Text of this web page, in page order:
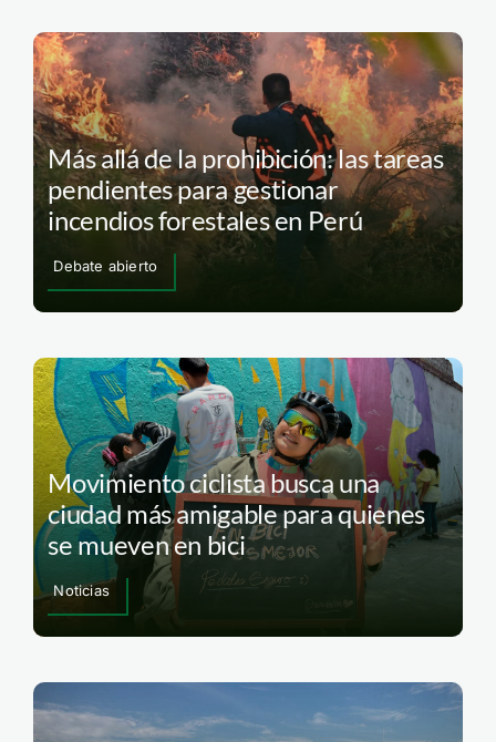
Más allá de la prohibición: las tareas
pendientes para gestionar
incendios forestales en Perú
Debate abierto
Movimiento ciclista busca una
ciudad más amigable para quienes
se mueven en bici
Noticias